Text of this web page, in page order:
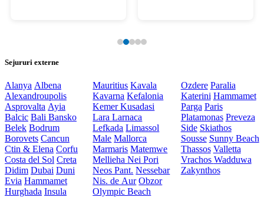
Sejururi externe
Alanya Albena
Alexandroupolis
Asprovalta Ayia
Balcic Bali Bansko
Belek Bodrum
Borovets Cancun
Ctin & Elena Corfu
Costa del Sol Creta
Didim Dubai Duni
Evia Hammamet
Hurghada Insula
Mauritius Kavala
Kavarna Kefalonia
KemerKusadasi
LaraLarnaca
Lefkada Limassol
Male Mallorca
Marmaris Matemwe
MelliehaNei Pori
Neos Pant. Nessebar
Nis. de Aur Obzor
Olympic Beach
Ozdere Paralia
Katerini Hammamet
Parga Paris
Platamonas Preveza
Side Skiathos
Sousse Sunny Beach
Thassos Valletta
Vrachos Wadduwa
Zakynthos